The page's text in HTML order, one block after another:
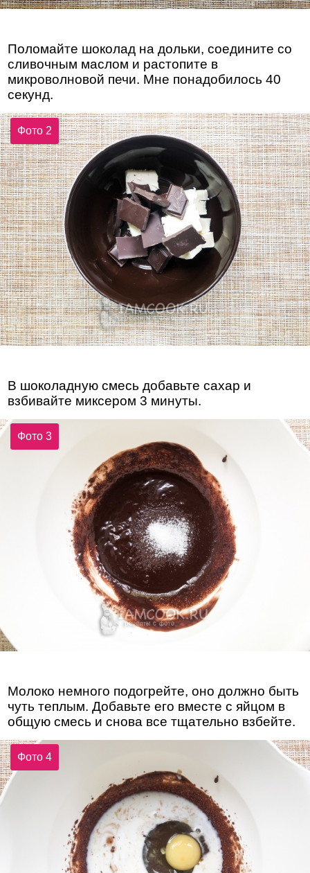
Поломайте шоколад на дольки, соедините со
сливочным маслом и растопите в
микроволновой печи. Мне понадобилось 40
секунд.
Фото 2
В шоколадную смесь добавьте сахар и
взбивайте миксером 3 минуты.
Фото 3
Молоко немного подогрейте, оно должно быть
чуть теплым. Добавьте его вместе с яйцом в
общую смесь и снова все тщательно взбейте.
Фото 4